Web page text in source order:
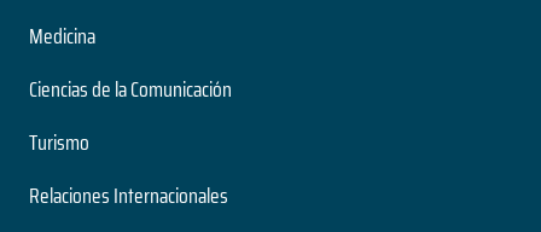
Medicina
Ciencias de la Comunicación
Turismo
Relaciones Internacionales